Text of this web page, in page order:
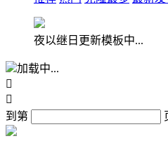
夜以继日更新模板中...
加载中...


到第